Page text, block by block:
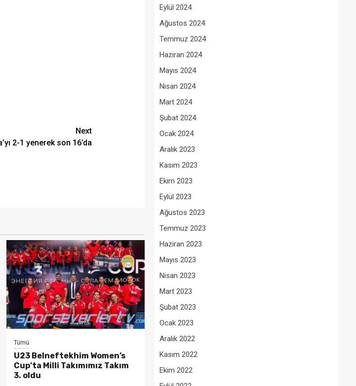
Next
2-1 yenerek son 16’da
Tümü
U23 Belneftekhim Women’s
Cup’ta Milli Takımımız Takım
3. oldu
Eylül 2024
Ağustos 2024
Temmuz 2024
Haziran 2024
Mayıs 2024
Nisan 2024
Mart 2024
Şubat 2024
Ocak 2024
Aralık 2023
Kasım 2023
Ekim 2023
Eylül 2023
Ağustos 2023
Temmuz 2023
Haziran 2023
Mayıs 2023
Nisan 2023
Mart 2023
Şubat 2023
Ocak 2023
Aralık 2022
Kasım 2022
Ekim 2022